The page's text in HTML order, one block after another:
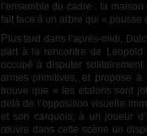
l’ensemble du cadre : la
fait face à un arbre qui « pousse
Plus tard dans l’après-midi, Dulcy, qui était en train de battre Andrew et Maxwell au tir à l’arc,
part à la rencontre de
occupé à disputer
armes primitives, et propose à
trouve que « les étalons sont
delà de l’opposition visuelle
et son carquois, à un joueur
œuvre dans cette scène un